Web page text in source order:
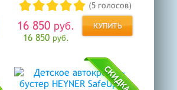
(5 голосов)
16 850 руб.
16 850 руб.